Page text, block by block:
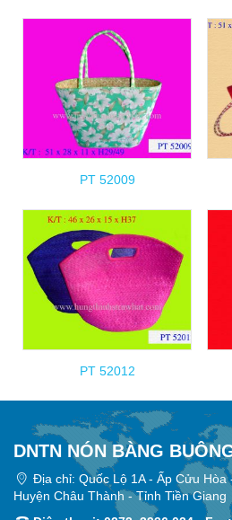
PT 52009
PT 52012
DNTN NÓN BÀNG
Địa chỉ: Quốc Lộ 1A - Ấp Cửu
Huyện Châu Thành - Tỉnh Tiền Giang